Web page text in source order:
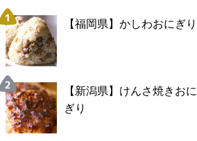
【福岡県】かしわおにぎり
【新潟県】けんさ焼きおに
ぎり